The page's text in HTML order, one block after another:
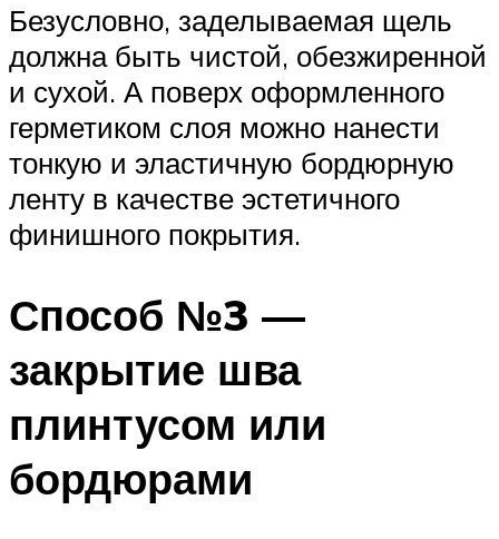
Безусловно, заделываемая щель
должна быть чистой, обезжиренной
и сухой. А поверх оформленного
герметиком слоя можно нанести
тонкую и эластичную бордюрную
ленту в качестве эстетичного
финишного покрытия.
Способ №3 —
закрытие шва
плинтусом или
бордюрами